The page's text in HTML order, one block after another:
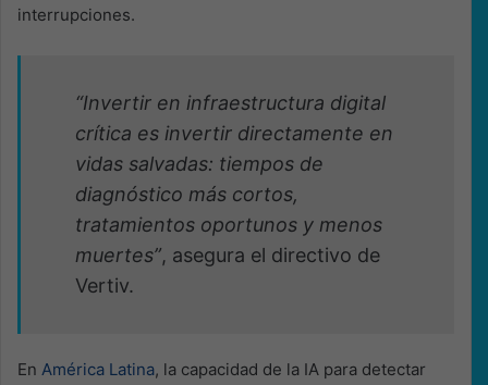
interrupciones.
“Invertir en infraestructura digital
crítica es invertir directamente en
vidas salvadas: tiempos de
diagnóstico más cortos,
tratamientos oportunos y menos
muertes”, asegura el directivo de
Vertiv.
En América Latina, la capacidad de la IA para detectar